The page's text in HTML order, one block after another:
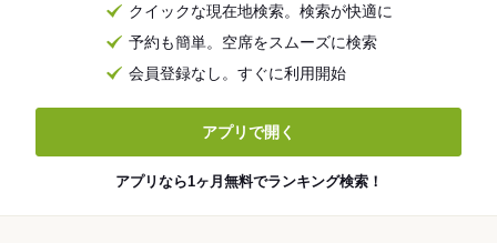
クイックな現在地検索。検索が快適に
予約も簡単。空席をスムーズに検索
会員登録なし。すぐに利用開始
アプリで開く
アプリなら1ヶ月無料でランキング検索！